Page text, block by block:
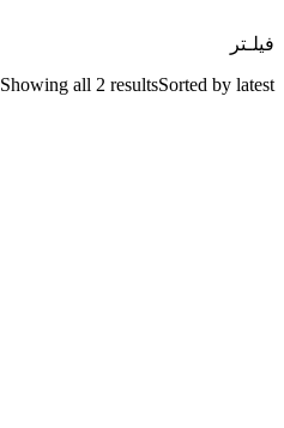
فیلـتر
Showing all 2 resultsSorted by latest